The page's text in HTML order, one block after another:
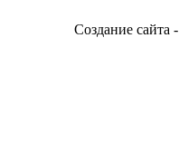
Создание сайта -